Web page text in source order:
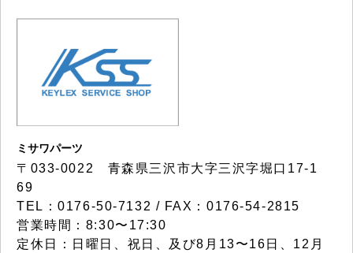
ミサワパーツ
〒033-0022 青森県三沢市大字三沢字堀口17-1
69
TEL：0176-50-7132 / FAX：0176-54-2815
営業時間：8:30〜17:30
定休日：日曜日、祝日、及び8月13〜16日、12月